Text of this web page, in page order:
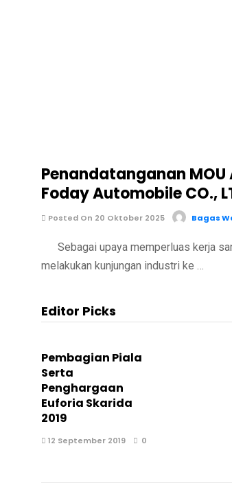
Penandatanganan
Foday Automobile CO.,
Posted On 20 Oktober 2025 Bagas
Sebagai upaya memperluas kerja
melakukan kunjungan industri ke …
Editor Picks
Pembagian Piala
Serta
Penghargaan
Euforia Skarida
2019
12 September 2019 0